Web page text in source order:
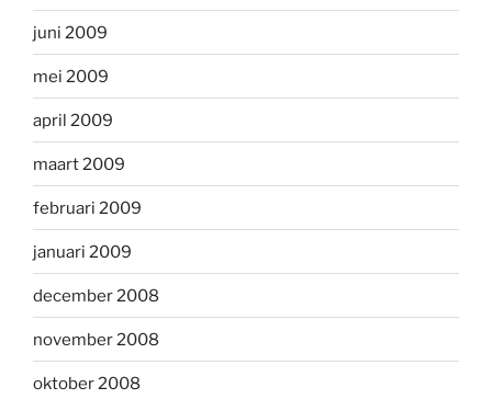
juni 2009
mei 2009
april 2009
maart 2009
februari 2009
januari 2009
december 2008
november 2008
oktober 2008